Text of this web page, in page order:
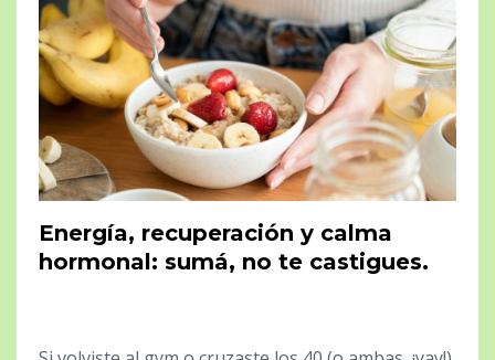
Energía, recuperación y calma
hormonal: sumá, no te castigues.